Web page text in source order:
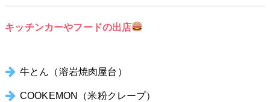
キッチンカーやフードの出店
牛とん（溶岩焼肉屋台）
COOKEMON（米粉クレープ）